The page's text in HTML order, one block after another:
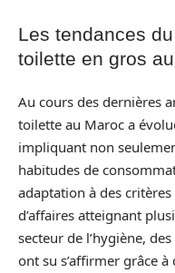
Les tendances
toilette en gros
Au cours des dernières
toilette au Maroc a
impliquant non
habitudes de
adaptation à des
d’affaires atteignant
secteur de l’hygiène,
ont su s’affirmer grâce